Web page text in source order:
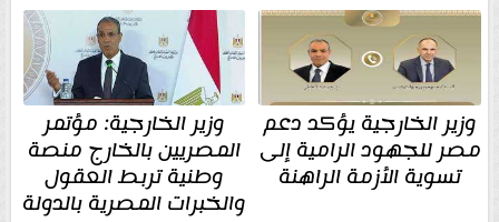
وزير الخارجية يؤكد دعم
مصر للجهود الرامية إلى
تسوية الأزمة الراهنة
وزير الخارجية: مؤتمر
المصريين بالخارج منصة
وطنية تربط العقول
والخبرات المصرية بالدولة